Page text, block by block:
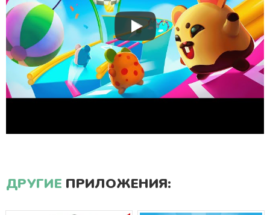
ДРУГИЕ ПРИЛОЖЕНИЯ: